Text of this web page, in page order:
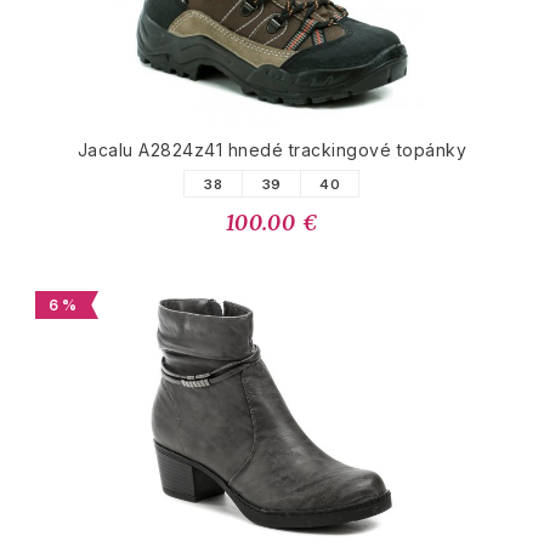
Jacalu A2824z41 hnedé trackingové topánky
38 39 40
100.00 €
6 %